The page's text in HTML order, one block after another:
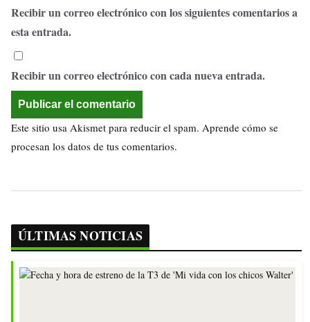
Recibir un correo electrónico con los siguientes comentarios a
esta entrada.
Recibir un correo electrónico con cada nueva entrada.
Este sitio usa Akismet para reducir el spam. Aprende cómo se
procesan los datos de tus comentarios.
ÚLTIMAS NOTICIAS